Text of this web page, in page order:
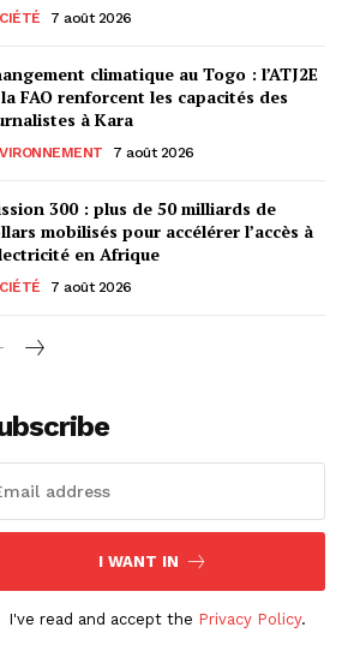
7 août 2026
climatique au Togo : l’ATJ2E
FAO renforcent les capacités des
à Kara
7 août 2026
300 : plus de 50 milliards de
mobilisés pour accélérer l’accès à
en Afrique
7 août 2026
I WANT IN
I've read and accept the Privacy Policy.